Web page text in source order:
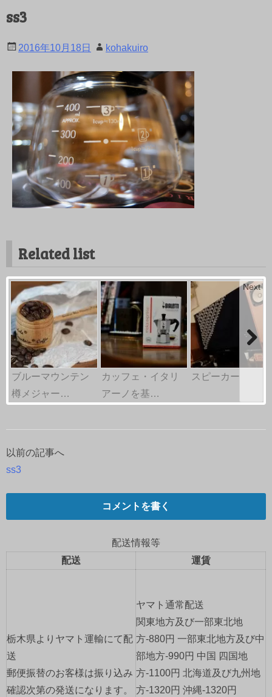
ss3
2016年10月18日 kohakuiro
Related list
ブルーマウンテン
樽メジャー…
カッフェ・イタリ
アーノを基…
スピーカー
Next
投
ョ
ン
以前の記事へ
ss3
コメントを書く
配送情報等
配送
運賃
栃木県よりヤマト運輸にて配
送
郵便振替のお客様は振り込み
確認次第の発送になります。
ヤマト通常配送
関東地方及び一部東北地
方-880円 一部東北地方及び中
部地方-990円 中国 四国地
方-1100円 北海道及び九州地
方-1320円 沖縄-1320円